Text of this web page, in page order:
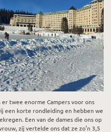
twee enorme Campers voor ons
een korte rondleiding en hebben we
Een van de dames die ons op
zij vertelde ons dat ze zo’n 3,5